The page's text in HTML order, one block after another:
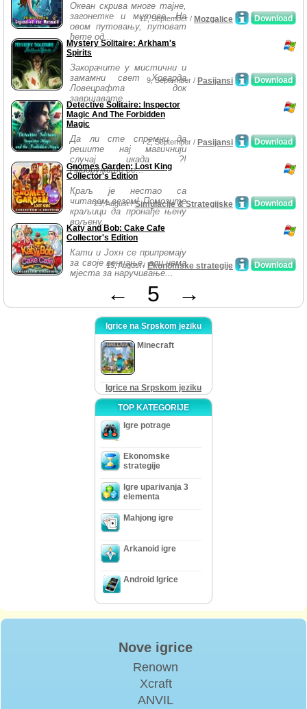
Океан скрива многе тајне,
загонетке и митове. На
овом путовању, путоват
ћете од...
Download
12, September / Mozgalice
Mystery Solitaire: Arkham's
Spirits
Закорачите у мистични и
замамни свет Ховарда
Ловецрафта док
завршавате...
Download
9, September / Pasijansi
Detective Solitaire: Inspector
Magic And The Forbidden
Magic
Да ли сте спремни да
решите нај магичнији
случај икада ?!
Придружите се...
Download
2, September / Pasijansi
Gnomes Garden: Lost King
Collector's Edition
Краљ је нестао са
читавом везом! Помозите
краљици да пронађе њену
вољену...
Download
29, August /Simulacije & Strategijske
Katy and Bob: Cake Cafe
Collector's Edition
Кати и Јохн се припремају
за своје венчање, али нема
мјеста за наручивање...
Download
15, August / Ekonomske strategije
← 5 →
Igrice na Srpskom jeziku
Minecraft
Igrice na Srpskom jeziku
TOP KATEGORIJE
Igre potrage
Ekonomske
strategije
Igre uparivanja 3
elementa
Mahjong igre
Arkanoid igre
Android Igrice
Nove igrice
Renown
Xcraft
ANVIL